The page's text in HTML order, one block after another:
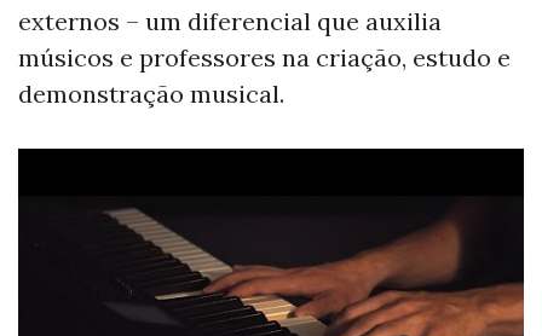
externos – um diferencial que auxilia
músicos e professores na criação, estudo e
demonstração musical.